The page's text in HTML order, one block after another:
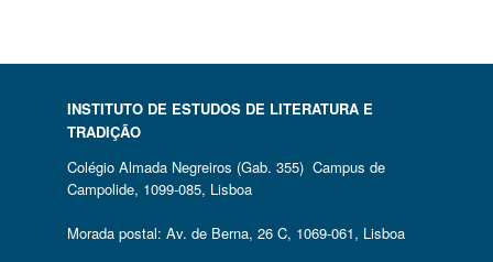
INSTITUTO DE ESTUDOS DE LITERATURA E
TRADIÇÃO
Colégio Almada Negreiros (Gab. 355) Campus de
Campolide, 1099-085, Lisboa
Morada postal: Av. de Berna, 26 C, 1069-061, Lisboa